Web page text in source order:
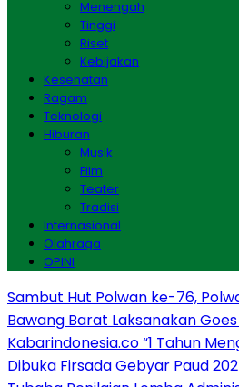
Menengah
Tinggi
Riset
Kebijakan
Kesehatan
Ragam
Teknologi
Hiburan
Musik
Film
Teater
Tradisi
Internasional
Olahraga
OPINI
Sambut Hut Polwan ke-76,
Bawang Barat Laksanakan
Kabarindonesia.co “1 Tahun
Dibuka Firsada Gebyar Paud